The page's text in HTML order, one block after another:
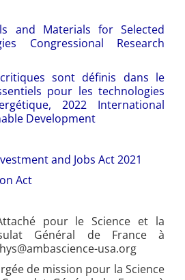
and Materials for Selected
Congressional Research
sont définis dans le
pour les technologies
2022 International
Development
and Jobs Act 2021
Act
pour le Science et la
Général de France à
usa.org
de mission pour la Science